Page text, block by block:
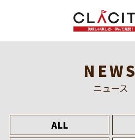
NEWS
ニュース
ALL